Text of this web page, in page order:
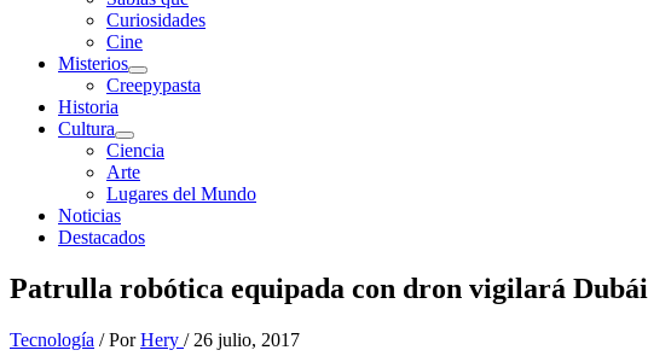
Curiosidades
Cine
Misterios
Creepypasta
Historia
Cultura
Ciencia
Arte
Lugares del Mundo
Noticias
Destacados
Patrulla robótica equipada con dron vigilará Dubái
Tecnología / PorHery / 26 julio, 2017